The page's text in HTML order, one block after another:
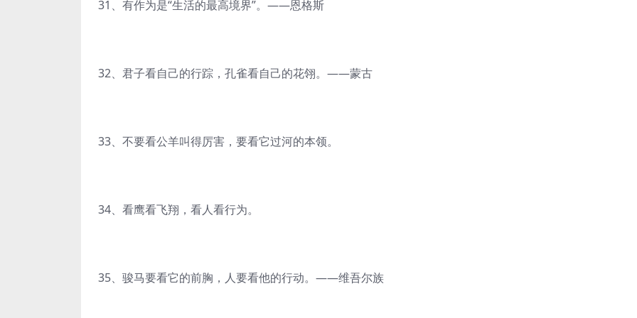
31、有作为是“生活的最高境界”。——恩格斯
32、君子看自己的行踪，孔雀看自己的花翎。——蒙古
33、不要看公羊叫得厉害，要看它过河的本领。
34、看鹰看飞翔，看人看行为。
35、骏马要看它的前胸，人要看他的行动。——维吾尔族